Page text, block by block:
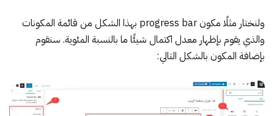
ولنختار مثلًا مكون progress bar بهذا الشكل من قائمة المكونات
والذي يقوم بإظهار معدل اكتمال شيئًا ما بالنسبة المئوية. سنقوم
بإضافة المكون بالشكل التالي: